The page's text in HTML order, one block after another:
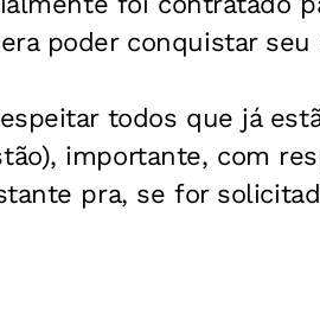
poder conquistar
todos que já
importante, com
pra, se for